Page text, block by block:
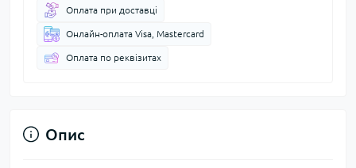
Оплата при доставці
Онлайн-оплата Visa, Mastercard
Оплата по реквізитах
Опис